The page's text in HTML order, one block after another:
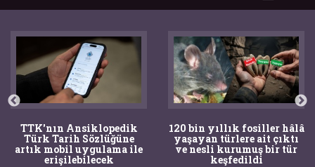
TTK'nın Ansiklopedik
Türk Tarih Sözlüğüne
artık mobil uygulama ile
erişilebilecek
120 bin yıllık fosiller hâlâ
yaşayan türlere ait çıktı
ve nesli kurumuş bir tür
keşfedildi